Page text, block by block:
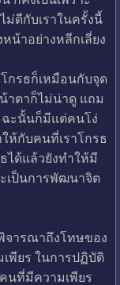
ม่ดีกับเราในครั้งนี้
น้าอย่างหลีกเลี่ยง
รธก็เหมือนกับจุด
าตาก็ไม่น่าดู แถม
ฉะนั้นก็มีแต่คนโง่
ห้กับคนที่เราโกรธ
ได้แล้วยังทำให้มี
เป็นการพัฒนาจิต
ารณาถึงโทษของ
พียร ในการปฏิบัติ
นที่มีความเพียร